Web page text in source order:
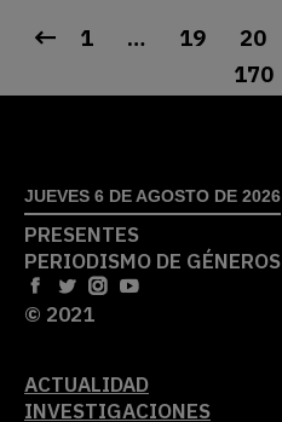
1 … 19 20
170
JUEVES 6 DE AGOSTO DE 2026
PRESENTES
PERIODISMO DE GÉNEROS
© 2021
ACTUALIDAD
INVESTIGACIONES